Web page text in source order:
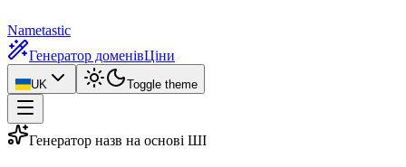
Nametastic
Генератор доменівЦіни
UK Toggle theme
Генератор назв на основі ШІ